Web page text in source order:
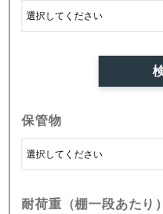
保管物
耐荷重（棚一段あたり）